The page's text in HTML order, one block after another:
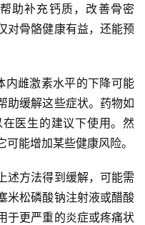
助补充钙质，改善骨密
对骨骼健康有益，还能预
内雌激素水平的下降可能
助缓解这些症状。药物如
医生的建议下使用。然
能增加某些健康风险。
述方法得到缓解，可能需
米松磷酸钠注射液或醋酸
于更严重的炎症或疼痛状